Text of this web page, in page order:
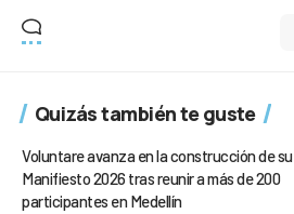
Quizás también te guste
Voluntare avanza en la construcción de su
Manifiesto 2026 tras reunir a más de 200
participantes en Medellín